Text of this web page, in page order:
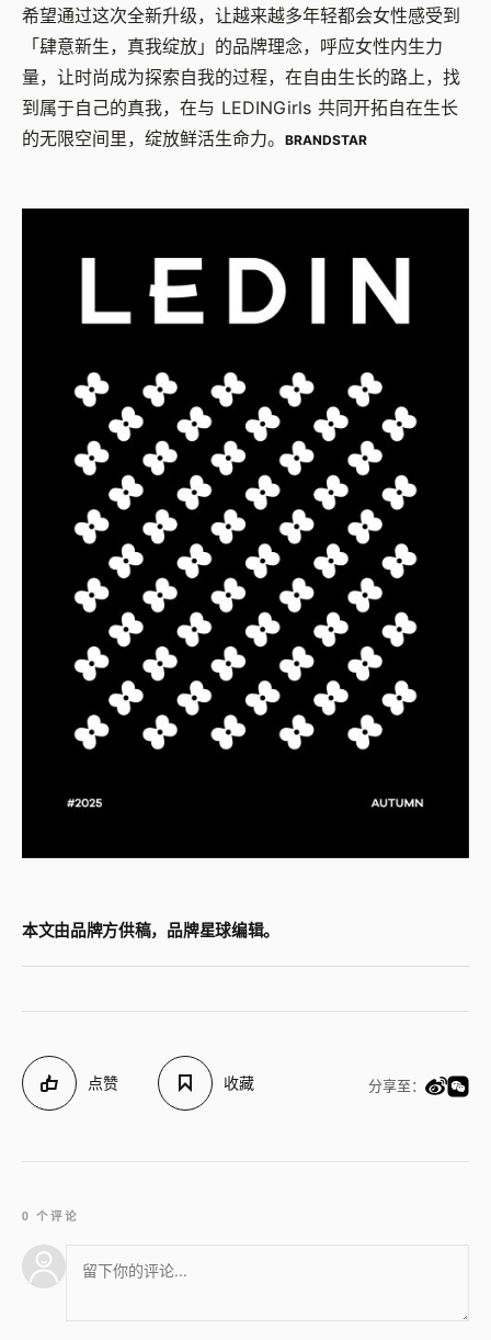
希望通过这次全新升级，让越来越多年轻都会女性感受到
「肆意新生，真我绽放」的品牌理念，呼应女性内生力
量，让时尚成为探索自我的过程，在自由生长的路上，找
到属于自己的真我，在与 LEDINGirls 共同开拓自在生长
的无限空间里，绽放鲜活生命力。
BRANDSTAR
本文由品牌方供稿，品牌星球编辑。
点赞 收藏 分享至：
0 个评论